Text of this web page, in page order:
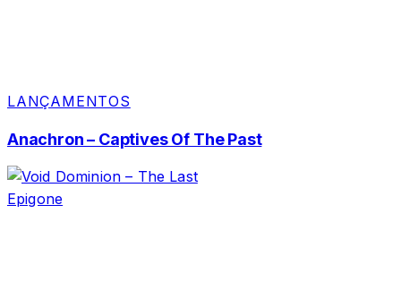
LANÇAMENTOS
Anachron – Captives Of The Past